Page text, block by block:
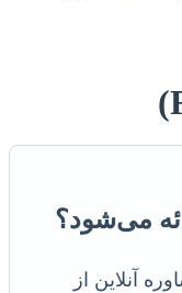
می‌شود؟
آنلاین از